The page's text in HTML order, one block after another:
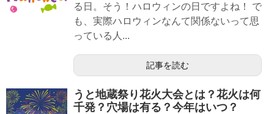
る日。そう！ハロウィンの日ですよね！ で
も、実際ハロウィンなんて関係ないって思
っている人...
記事を読む
うと地蔵祭り花火大会とは？花火は何
千発？穴場は有る？今年はいつ？